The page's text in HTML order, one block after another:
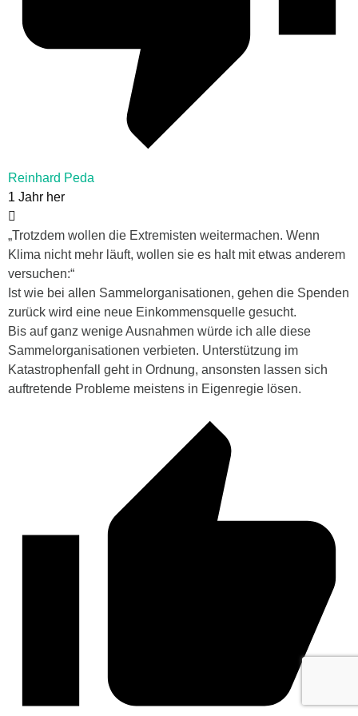
Reinhard Peda
1 Jahr her
„Trotzdem wollen die Extremisten weitermachen. Wenn
Klima nicht mehr läuft, wollen sie es halt mit etwas anderem
versuchen:“
Ist wie bei allen Sammelorganisationen, gehen die Spenden
zurück wird eine neue Einkommensquelle gesucht.
Bis auf ganz wenige Ausnahmen würde ich alle diese
Sammelorganisationen verbieten. Unterstützung im
Katastrophenfall geht in Ordnung, ansonsten lassen sich
auftretende Probleme meistens in Eigenregie lösen.